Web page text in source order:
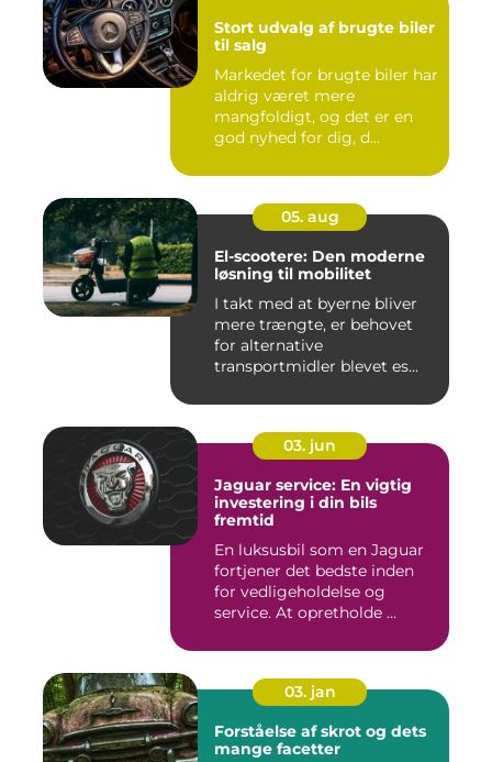
Stort udvalg af brugte biler
til salg
Markedet for brugte biler har
aldrig været mere
mangfoldigt, og det er en
god nyhed for dig, d...
05. aug
El-scootere: Den moderne
løsning til mobilitet
I takt med at byerne bliver
mere trængte, er behovet
for alternative
transportmidler blevet es...
03. jun
Jaguar service: En vigtig
investering i din bils
fremtid
En luksusbil som en Jaguar
fortjener det bedste inden
for vedligeholdelse og
service. At opretholde ...
03. jan
Forståelse af skrot og dets
mange facetter